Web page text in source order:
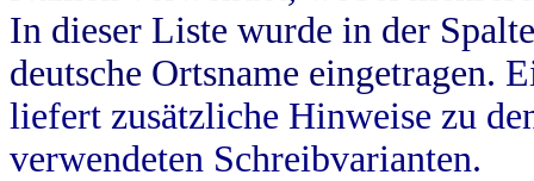
In dieser Liste wurde in der
deutsche Ortsname eingetragen.
liefert zusätzliche Hinweise zu
verwendeten Schreibvarianten.